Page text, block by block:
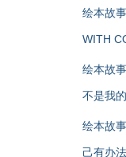
绘本故
WITH
绘本故
不是我
绘本故
己有办